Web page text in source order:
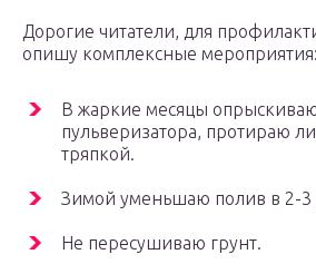
Дорогие читатели, для
опишу комплексные мероприятия:
В жаркие месяцы
пульверизатора, протираю
тряпкой.
Зимой уменьшаю полив в 2-3
Не пересушиваю грунт.